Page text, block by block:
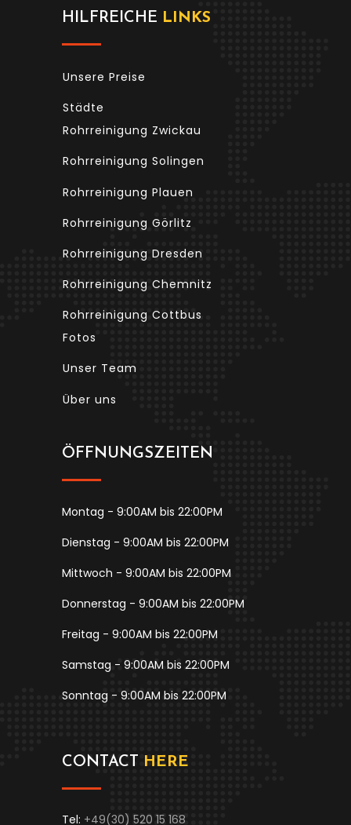
HILFREICHE LINKS
Unsere Preise
Städte
Rohrreinigung Zwickau
Rohrreinigung Solingen
Rohrreinigung Plauen
Rohrreinigung Görlitz
Rohrreinigung Dresden
Rohrreinigung Chemnitz
Rohrreinigung Cottbus
Fotos
Unser Team
Über uns
ÖFFNUNGSZEITEN
Montag - 9:00AM bis 22:00PM
Dienstag - 9:00AM bis 22:00PM
Mittwoch - 9:00AM bis 22:00PM
Donnerstag - 9:00AM bis 22:00PM
Freitag - 9:00AM bis 22:00PM
Samstag - 9:00AM bis 22:00PM
Sonntag - 9:00AM bis 22:00PM
CONTACT HERE
Tel: +49(30) 520 15 168